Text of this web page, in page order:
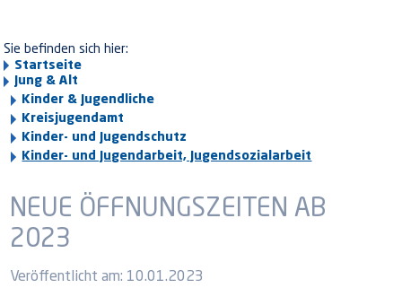
Sie befinden sich hier:
Startseite
Jung & Alt
Kinder & Jugendliche
Kreisjugendamt
Kinder- und Jugendschutz
Kinder- und Jugendarbeit, Jugendsozialarbeit
NEUE ÖFFNUNGSZEITEN AB
2023
Veröffentlicht am: 10.01.2023